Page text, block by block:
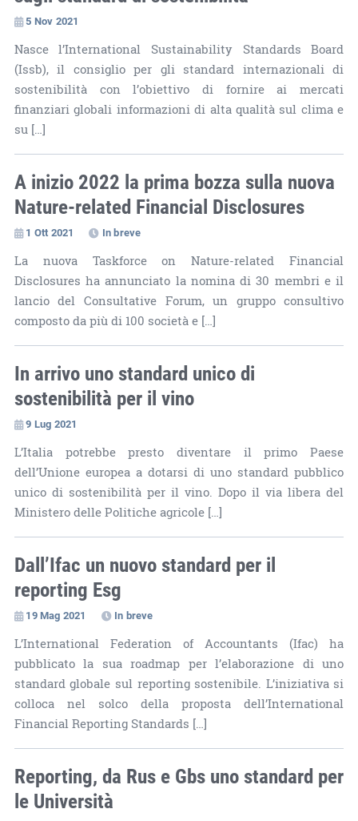
5 Nov 2021
Nasce l’International Sustainability Standards Board
(Issb), il consiglio per gli standard internazionali di
sostenibilità con l’obiettivo di fornire ai mercati
finanziari globali informazioni di alta qualità sul clima e
su […]
A inizio 2022 la prima bozza sulla nuova
Nature-related Financial Disclosures
1 Ott 2021 In breve
La nuova Taskforce on Nature-related Financial
Disclosures ha annunciato la nomina di 30 membri e il
lancio del Consultative Forum, un gruppo consultivo
composto da più di 100 società e […]
In arrivo uno standard unico di
sostenibilità per il vino
9 Lug 2021
L’Italia potrebbe presto diventare il primo Paese
dell’Unione europea a dotarsi di uno standard pubblico
unico di sostenibilità per il vino. Dopo il via libera del
Ministero delle Politiche agricole […]
Dall’Ifac un nuovo standard per il
reporting Esg
19 Mag 2021 In breve
L’International Federation of Accountants (Ifac) ha
pubblicato la sua roadmap per l’elaborazione di uno
standard globale sul reporting sostenibile. L’iniziativa si
colloca nel solco della proposta dell’International
Financial Reporting Standards […]
Reporting, da Rus e Gbs uno standard per
le Università